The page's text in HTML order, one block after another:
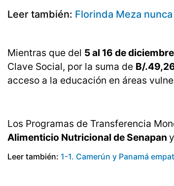
Leer también: Florinda Meza
Mientras que del 5 al 16 de diciembre
Clave Social, por la suma de B/
acceso a la educación en áreas
Los Programas de Transferencia
Alimenticio Nutricional de Senapan
Leer también: 1-1. Camerún y Panamá